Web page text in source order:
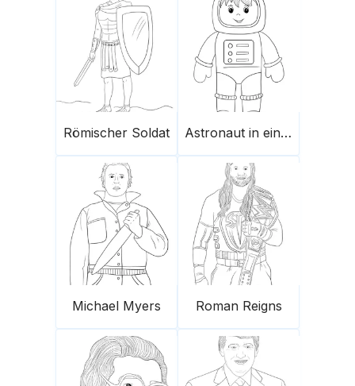
Römischer Soldat Astronaut in einem Raumanzug
Michael Myers Roman Reigns